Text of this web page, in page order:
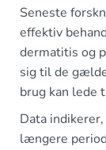
Seneste
effektiv
dermatitis og
sig til de
brug kan lede
Data
længere